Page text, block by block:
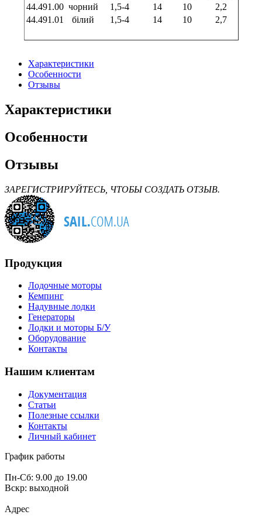
44.491.00 чорний 1,5-4 14 10
2,2
44.491.01
білий 1,5-4 14 10 2,7
Характеристики
Особенности
Отзывы
Характеристики
Особенности
Отзывы
ЗАРЕГИСТРИРУЙТЕСЬ, ЧТОБЫ СОЗДАТЬ ОТЗЫВ.
Продукция
Лодочные моторы
Кемпинг
Надувные лодки
Генераторы
Лодки и моторы Б/У
Оборудование
Контакты
Нашим клиентам
Документация
Статьи
Полезные ссылки
Контакты
Личный кабинет
График работы
Пн-Сб: 9.00 до 19.00
Вскр: выходной
Адрес